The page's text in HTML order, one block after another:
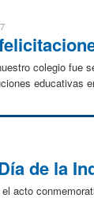
colegio fue
educativas
de la
acto